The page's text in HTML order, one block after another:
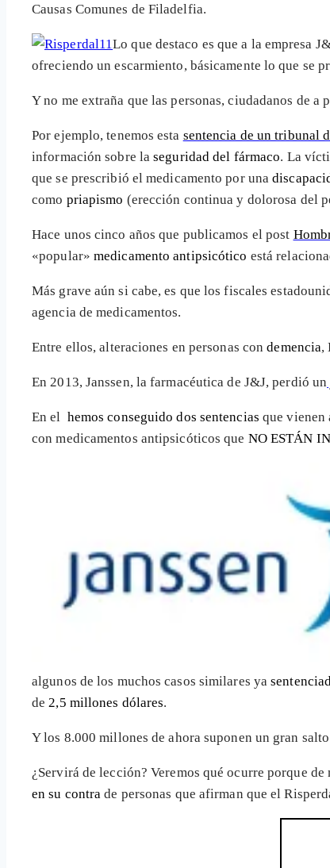
Causas Comunes de Filadelfia.
Lo que destaco es que a la empresa
ofreciendo un escarmiento, básicamente lo que se
Y no me extraña que las personas, ciudadanos de
Por ejemplo, tenemos esta sentencia de un tribunal
información sobre laseguridad del fármaco. La
que se prescribió el medicamento por una
como priapismo (erección continua y dolorosa del
Hace unos cinco años que publicamos el post
«popular»medicamento antipsicótico está
Más grave aún si cabe, es que los fiscales
agencia de medicamentos.
Entre ellos, alteraciones en personas condemencia,
En 2013, Janssen, la farmacéutica de J&J, perdió un
En el hemos conseguido dos sentencias que vienen
con medicamentos antipsicóticos que NO ESTÁN
algunos de los muchos casos similares ya
de 2,5 millones dólares.
Y los 8.000 millones de ahora suponen un gran
¿Servirá de lección? Veremos qué ocurre porque
en su contra de personas que afirman que el